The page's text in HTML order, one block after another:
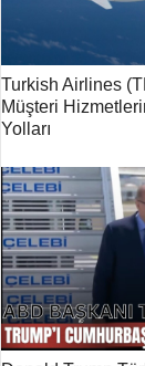
Turkish Airlines
Müşteri
Yolları